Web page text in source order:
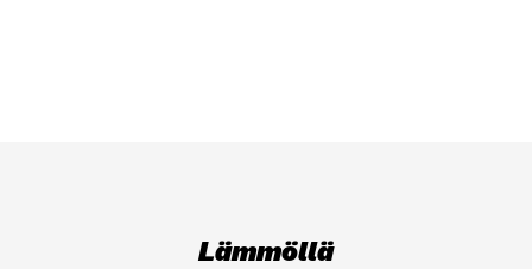
Läm­möl­lä